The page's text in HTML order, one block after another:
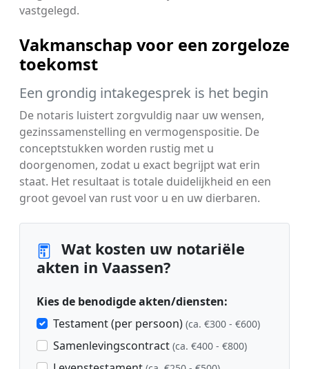
vastgelegd.
Vakmanschap voor een zorgeloze
toekomst
Een grondig intakegesprek is het begin
De notaris luistert zorgvuldig naar uw wensen,
gezinssamenstelling en vermogenspositie. De
conceptstukken worden rustig met u
doorgenomen, zodat u exact begrijpt wat erin
staat. Het resultaat is totale duidelijkheid en een
groot gevoel van rust voor u en uw dierbaren.
Wat kosten uw notariële
akten in Vaassen?
Kies de benodigde akten/diensten:
Testament (per persoon) (ca. €300 - €600)
Samenlevingscontract (ca. €400 - €800)